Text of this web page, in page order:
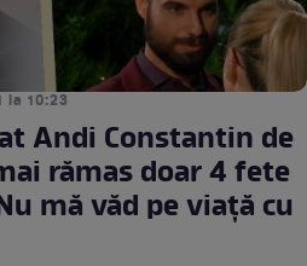
la 10:23
Andi Constantin de
rămas doar 4 fete
mă văd pe viață cu